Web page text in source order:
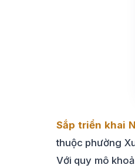
Sắp triển khai
thuộc phường
Với quy mô